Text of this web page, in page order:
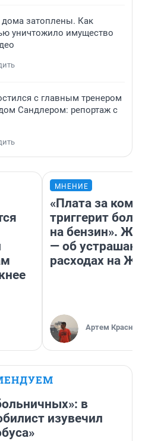
затоплены. Как
уничтожило имущество
с главным тренером
Сандлером: репортаж с
МНЕНИЕ
«Плата за
триггерит
на бензин».
— об
расходах на
Артем Краснов
в
изувечил